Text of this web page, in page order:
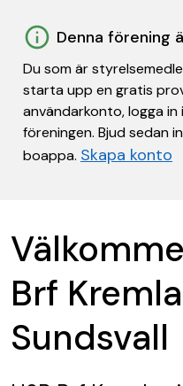
Denna förening
Du som är
starta upp en gratis
användarkonto, logga
föreningen. Bjud sedan
boappa. Skapa konto
Brf
Sundsvall